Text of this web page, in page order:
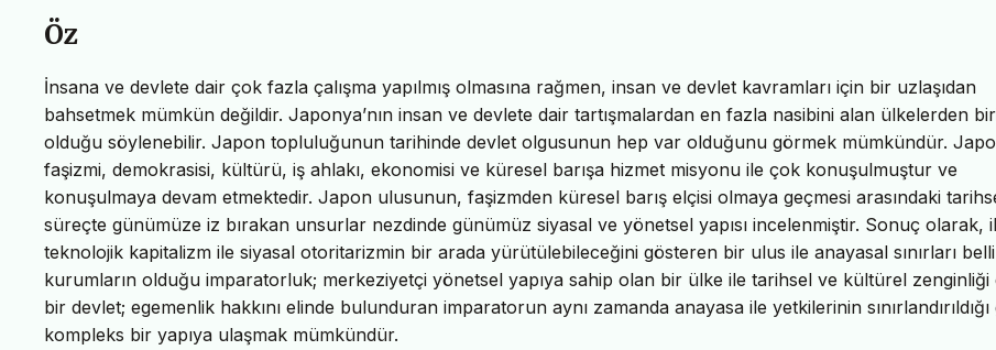
Öz
İnsana ve devlete dair çok fazla çalışma yapılmış olmasına rağmen, insan ve devlet kavramları için bir uzlaşıdan
bahsetmek mümkün değildir. Japonya’nın insan ve devlete dair tartışmalardan en fazla nasibini alan ülkelerden
olduğu söylenebilir. Japon topluluğunun tarihinde devlet olgusunun hep var olduğunu görmek mümkündür.
faşizmi, demokrasisi, kültürü, iş ahlakı, ekonomisi ve küresel barışa hizmet misyonu ile çok konuşulmuştur ve
konuşulmaya devam etmektedir. Japon ulusunun, faşizmden küresel barış elçisi olmaya geçmesi arasındaki
süreçte günümüze iz bırakan unsurlar nezdinde günümüz siyasal ve yönetsel yapısı incelenmiştir. Sonuç olarak,
teknolojik kapitalizm ile siyasal otoritarizmin bir arada yürütülebileceğini gösteren bir ulus ile anayasal sınırları
kurumların olduğu imparatorluk; merkeziyetçi yönetsel yapıya sahip olan bir ülke ile tarihsel ve kültürel zenginliği
bir devlet; egemenlik hakkını elinde bulunduran imparatorun aynı zamanda anayasa ile yetkilerinin sınırlandırıldığı
kompleks bir yapıya ulaşmak mümkündür.